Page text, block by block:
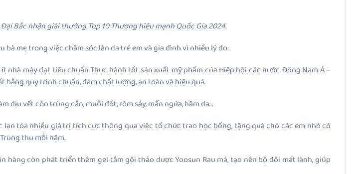
Bắc nhận giải thưởng Top 10 Thương hiệu mạnh Quốc Gia 2024.
mẹ trong việc chăm sóc làn da trẻ em và gia đình vì nhiều lý do:
nhà máy đạt tiêu chuẩn Thực hành tốt sản xuất mỹ phẩm của Hiệp hội các nước Đông Nam Á –
bằng quy trình chuẩn, đảm chất lượng, an toàn và hiệu quả.
dịu vết côn trùng cắn, muỗi đốt, rôm sảy, mẩn ngứa, hăm da…
tỏa nhiều giá trị tích cực thông qua việc tổ chức trao học bổng, tặng quà cho các em nhỏ có
thu mỗi năm.
còn phát triển thêm gel tắm gội thảo dược Yoosun Rau má, tạo nên bộ đôi mát lành, giúp